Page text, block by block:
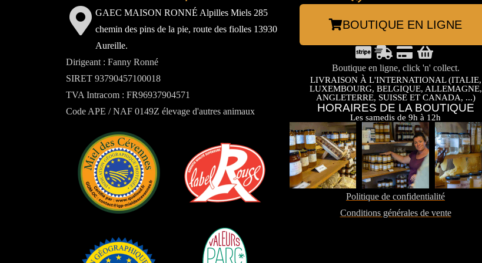
GAEC MAISON RONNÉ Alpilles Miels 285
chemin des pins de la pie, route des fiolles 13930
Aureille.
Dirigeant : Fanny Ronné
SIRET 93790457100018
TVA Intracom : FR96937904571
Code APE / NAF 0149Z élevage d'autres animaux
BOUTIQUE EN LIGNE
Boutique en ligne, click 'n' collect.
LIVRAISON À L'INTERNATIONAL (ITALIE,
LUXEMBOURG, BELGIQUE, ALLEMAGNE,
ANGLETERRE, SUISSE ET CANADA, ...)
HORAIRES DE LA BOUTIQUE
Les samedis de 9h à 12h
Politique de confidentialité
Conditions générales de vente